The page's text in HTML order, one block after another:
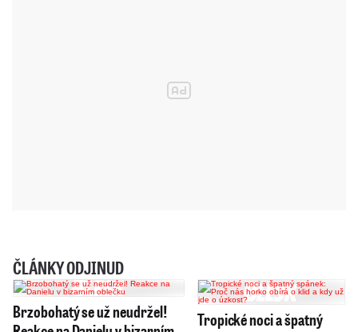
ČLÁNKY ODJINUD
Brzobohatý se už neudržel!
Tropické noci a špatný